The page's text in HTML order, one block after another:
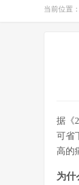
当前位置：
据《
可省
高的
为什